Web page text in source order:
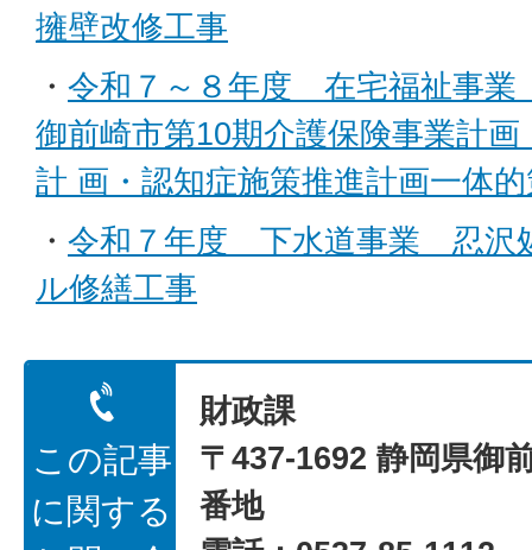
擁壁改修工事
・ 令和７～８年度 在宅福祉事
御前崎市第10期介護保険事業計
計 画・認知症施策推進計画一体
・ 令和７年度 下水道事業 忍沢
ル修繕工事
この記事
に関する
財政課
〒437-1692 静岡県御
番地